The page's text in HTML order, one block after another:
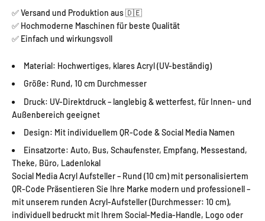
✅ Versand und Produktion aus 🇩🇪
✅ Hochmoderne Maschinen für beste Qualität
✅ Einfach und wirkungsvoll
Material: Hochwertiges, klares Acryl (UV-beständig)
Größe: Rund, 10 cm Durchmesser
Druck: UV-Direktdruck – langlebig & wetterfest, für Innen- und
Außenbereich geeignet
Design: Mit individuellem QR-Code & Social Media Namen
Einsatzorte: Auto, Bus, Schaufenster, Empfang, Messestand,
Theke, Büro, Ladenlokal
Social Media Acryl Aufsteller – Rund (10 cm) mit personalisiertem
QR-Code Präsentieren Sie Ihre Marke modern und professionell –
mit unserem runden Acryl-Aufsteller (Durchmesser: 10 cm),
individuell bedruckt mit Ihrem Social-Media-Handle, Logo oder